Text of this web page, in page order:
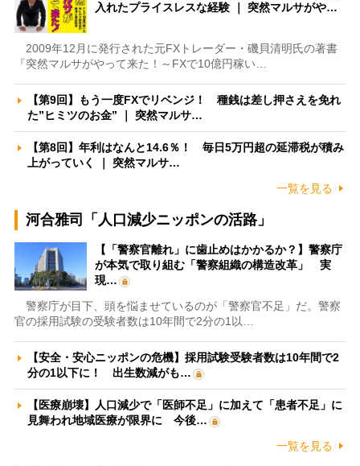
入れたプライスレスな経験 ｜ 突然マルサがや…
2009年12月に発行された元FXトレーダー・磯貝清明氏の著書
『突然マルサがやって来た！～FXで10億円稼い…
【第9回】もう一度FXでリベンジ！ 種銭は差し押さえを免れ
た”ヒミツのお金” ｜ 突然マルサ…
【第8回】年利はなんと14.6％！ 毎日5万円超の延滞税が積み
上がっていく ｜ 突然マルサ…
一覧を見る
河合雅司「人口減少ニッポンの活路」
【「警察官離れ」に歯止めはかかるか？】警察庁
が本気で取り組む「警察組織の構造改革」 実
現…
警察庁が目下、頭を悩ませているのが「警察官不足」だ。警察
官の採用試験の受験者数は10年間で2分の1以…
【安全・安心ニッポンの危機】採用試験受験者数は10年間で2
分の1以下に！ 出生数減がも…
【医療崩壊】人口減少で「医師不足」に加えて「患者不足」に
見舞われ地域医療が限界に 今後…
一覧を見る